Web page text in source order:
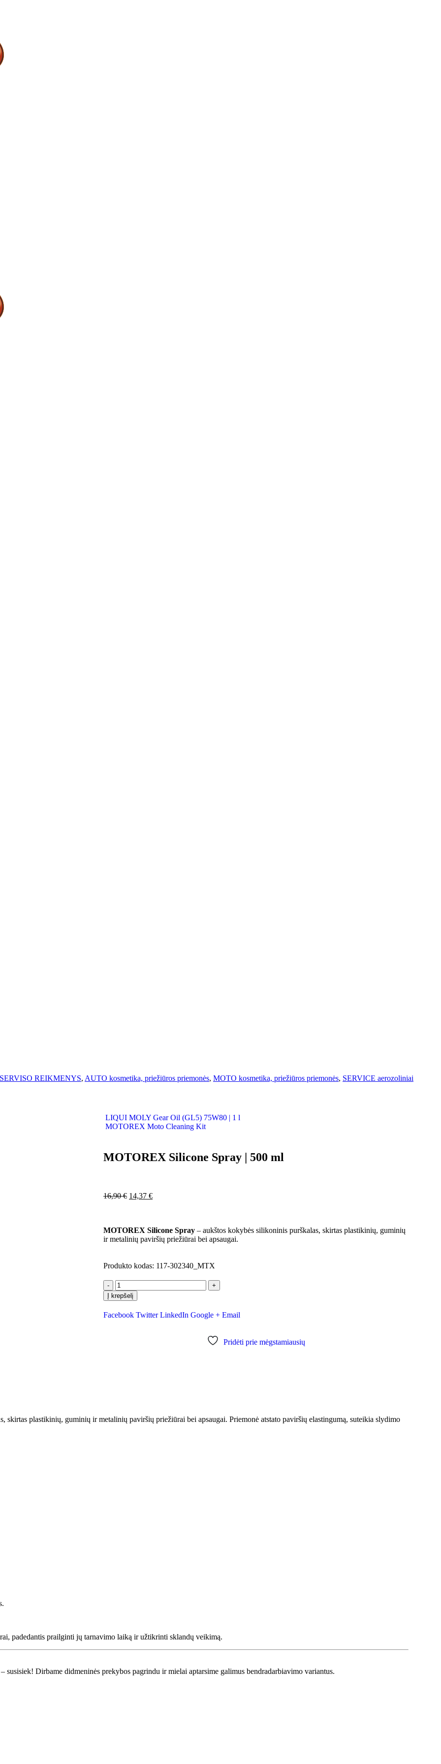
SERVISO REIKMENYS, AUTO kosmetika, priežiūros priemonės, MOTO kosmetika, priežiūros priemonės, SERVICE aerozoliniai
LIQUI MOLY Gear Oil (GL5) 75W80 | 1 l
MOTOREX Moto Cleaning Kit
MOTOREX Silicone Spray | 500 ml
16,90€ 14,37 €
MOTOREX Silicone Spray – aukštos kokybės silikoninis purškalas, skirtas plastikinių, guminių
ir metalinių paviršių priežiūrai bei apsaugai.
Produkto kodas: 117-302340_MTX
-
+
Į krepšelį
Facebook Twitter LinkedIn Google + Email
Pridėti prie mėgstamiausių
skirtas plastikinių, guminių ir metalinių paviršių priežiūrai bei apsaugai. Priemonė atstato paviršių elastingumą, suteikia slydimo
padedantis prailginti jų tarnavimo laiką ir užtikrinti sklandų veikimą.
Dirbame didmeninės prekybos pagrindu ir mielai aptarsime galimus bendradarbiavimo variantus.